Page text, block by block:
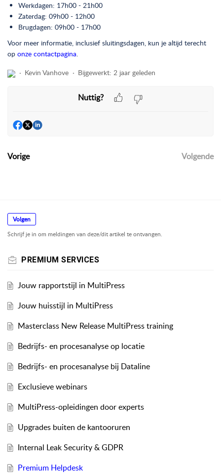
Werkdagen: 17h00 - 21h00
Zaterdag: 09h00 - 12h00
Brugdagen: 09h00 - 17h00
Voor meer informatie, inclusief sluitingsdagen, kun je altijd terecht
op onze contactpagina.
Kevin Vanhove
Bijgewerkt: 2 jaar geleden
Nuttig?
Vorige Volgende
Volgen
Schrijf je in om meldingen van deze/dit artikel te ontvangen.
PREMIUM SERVICES
Jouw rapportstijl in MultiPress
Jouw huisstijl in MultiPress
Masterclass New Release MultiPress training
Bedrijfs- en procesanalyse op locatie
Bedrijfs- en procesanalyse bij Dataline
Exclusieve webinars
MultiPress-opleidingen door experts
Upgrades buiten de kantooruren
Internal Leak Security & GDPR
Premium Helpdesk